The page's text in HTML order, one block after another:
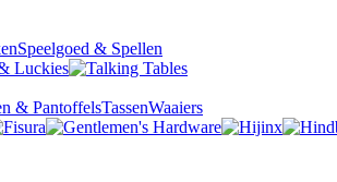
Speelgoed & Spellen
& PantoffelsTassenWaaiers